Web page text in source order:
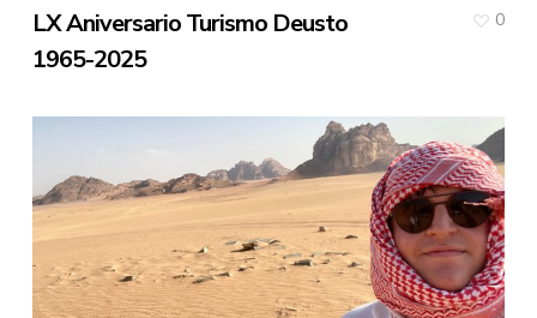
LX Aniversario Turismo Deusto
1965-2025
0